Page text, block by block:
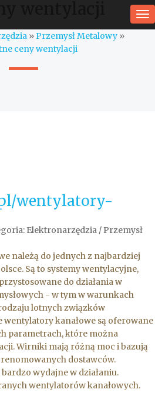
»Przemysł Metalowy »
ceny wentylacji
wentylatory-
Elektronarzędzia / Przemysł
należą do jednych z najbardziej
Są to systemy wentylacyjne,
do działania w
- w tym w warunkach
lotnych związków
wentylatory kanałowe są oferowane
parametrach, które można
Wirniki mają różną moc i bazują
dostawców.
wydajne w działaniu.
wentylatorów kanałowych.